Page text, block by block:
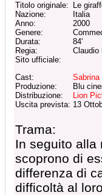
Titolo originale:
Le
Nazione:
Italia
Anno:
2000
Genere:
Durata:
84'
Regia:
Claudio
Sito ufficiale:
Cast:
Sabrina
Produzione:
Blu
Distribuzione:
Lion
Uscita prevista: 13
Trama:
In seguito alla
scoprono di
differenza di
difficoltà al